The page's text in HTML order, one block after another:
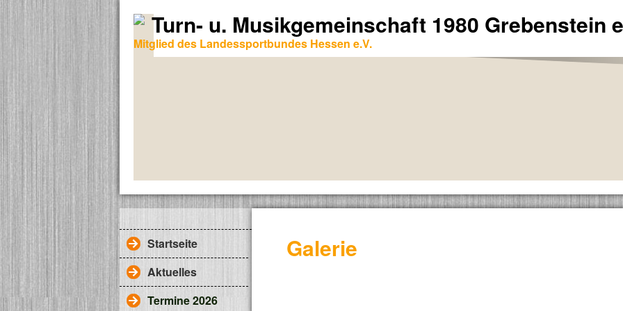
Turn- u. Musikgemeinschaft 1980 Grebenstein
Mitglied des Landessportbundes Hessen e.V.
Startseite
Aktuelles
Termine 2026
Galerie